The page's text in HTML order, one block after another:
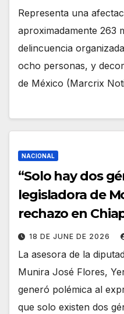
Representa una
aproximadamente 263
delincuencia
ocho personas, y
de México (Marcrix
NACIONAL
“Solo hay dos
legisladora de
rechazo en
18 DE JUNE DE 2026
La asesora de la
Munira José Flores,
generó polémica al
que solo existen dos